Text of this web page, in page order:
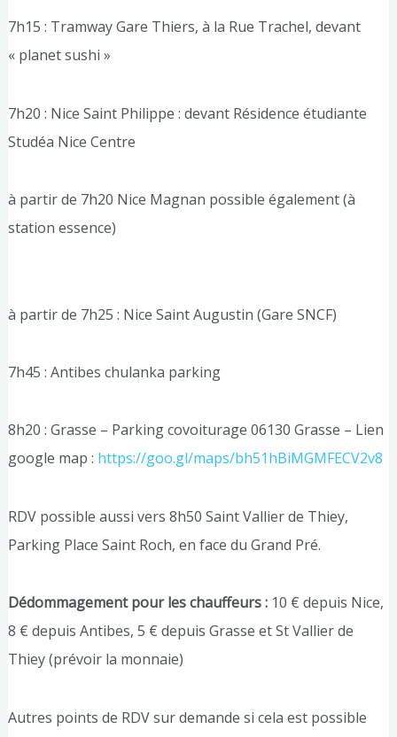
7h15 : Tramway Gare Thiers, à la Rue Trachel, devant
« planet sushi »
7h20 : Nice Saint Philippe : devant Résidence étudiante
Studéa Nice Centre
à partir de 7h20 Nice Magnan possible également (à
station essence)
à partir de 7h25 : Nice Saint Augustin (Gare SNCF)
7h45 : Antibes chulanka parking
8h20 : Grasse – Parking covoiturage 06130 Grasse – Lien
google map : https://goo.gl/maps/bh51hBiMGMFECV2v8
RDV possible aussi vers 8h50 Saint Vallier de Thiey,
Parking Place Saint Roch, en face du Grand Pré.
Dédommagement pour les chauffeurs : 10 € depuis Nice,
8 € depuis Antibes, 5 € depuis Grasse et St Vallier de
Thiey (prévoir la monnaie)
Autres points de RDV sur demande si cela est possible